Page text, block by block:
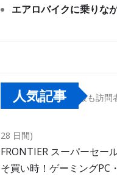
エアロバイクに乗りな
人気記事 最も訪
28 日間)
FRONTIER スーパーセー
そ買い時！ゲーミングPC